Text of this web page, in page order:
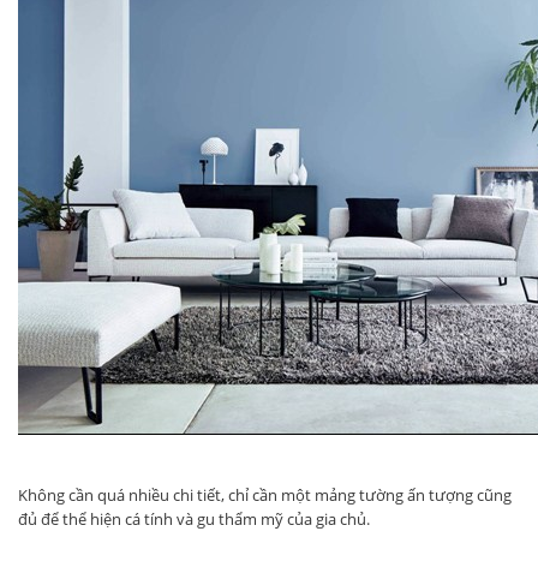
Không cần quá nhiều chi tiết, chỉ cần một mảng tường ấn tượng cũng
đủ để thể hiện cá tính và gu thẩm mỹ của gia chủ.